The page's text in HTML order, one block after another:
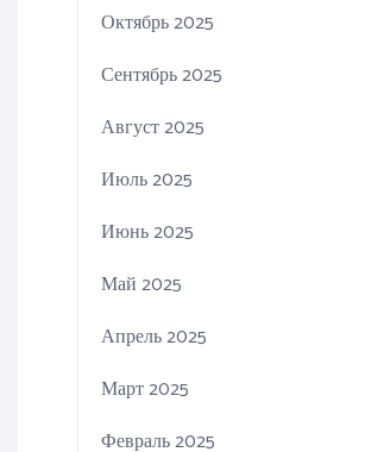
Октябрь 2025
Сентябрь 2025
Август 2025
Июль 2025
Июнь 2025
Май 2025
Апрель 2025
Март 2025
Февраль 2025